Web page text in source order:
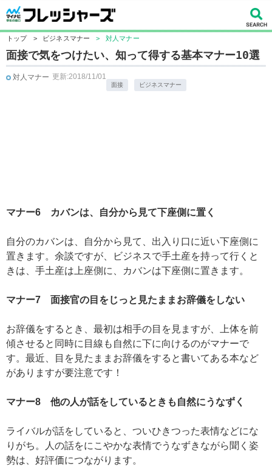
トップ > ビジネスマナー > 対人マナー
面接で気をつけたい、知って得する基本マナー10選
対人マナー 更新:2018/11/01
面接 ビジネスマナー
マナー6 カバンは、自分から見て下座側に置く
自分のカバンは、自分から見て、出入り口に近い下座側に
置きます。余談ですが、ビジネスで手土産を持って行くと
きは、手土産は上座側に、カバンは下座側に置きます。
マナー7 面接官の目をじっと見たままお辞儀をしない
お辞儀をするとき、最初は相手の目を見ますが、上体を前
傾させると同時に目線も自然に下に向けるのがマナーで
す。最近、目を見たままお辞儀をすると書いてある本など
がありますが要注意です！
マナー8 他の人が話をしているときも自然にうなずく
ライバルが話をしていると、ついひきつった表情などにな
りがち。人の話をにこやかな表情でうなずきながら聞く姿
勢は、好評価につながります。